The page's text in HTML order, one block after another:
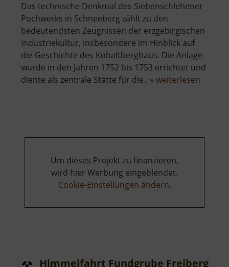
Das technische Denkmal des Siebenschlehener
Pochwerks in Schneeberg zählt zu den
bedeutendsten Zeugnissen der erzgebirgischen
Industriekultur, insbesondere im Hinblick auf
die Geschichte des Kobaltbergbaus. Die Anlage
wurde in den Jahren 1752 bis 1753 errichtet und
diente als zentrale Stätte für die.. » weiterlesen
Um dieses Projekt zu finanzieren,
wird hier Werbung eingeblendet.
Cookie-Einstellungen ändern.
Himmelfahrt Fundgrube Freiberg